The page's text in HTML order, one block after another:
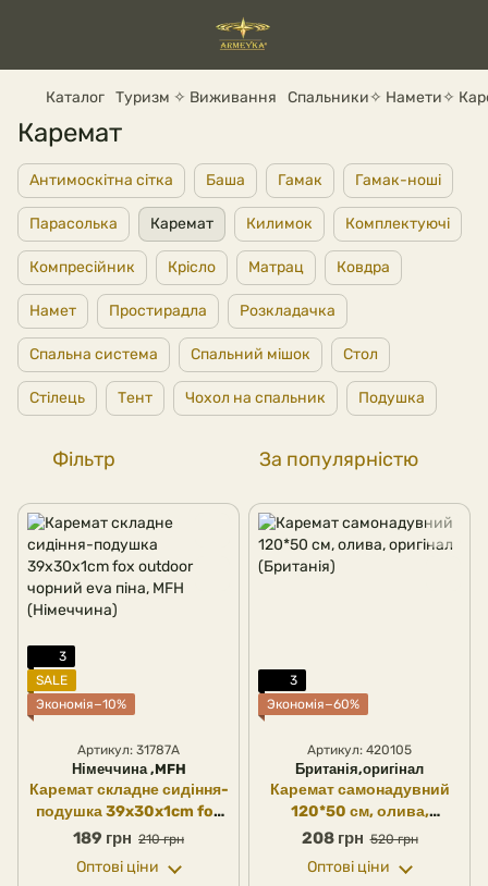
Каталог Туризм ✧ Виживання Спальники✧ Намети✧
Каремат
Антимоскітна сітка Баша Гамак Гамак-ноші
Парасолька Каремат Килимок Комплектуючі
Компресійник Крісло Матрац Ковдра
Намет Простирадла Розкладачка
Спальна система Спальний мішок Стол
Стілець Тент Чохол на спальник Подушка
Фільтр За популярністю
3
SALE
Экономія−10%
Артикул: 31787A
Німеччина ,MFH
Каремат складне сидіння-
подушка 39x30x1cm fox
outdoor чорний eva піна,
189 грн 210 грн
Оптові ціни
3
Экономія−60%
Артикул: 420105
Британія,оригінал
Каремат самонадувний
120*50 см, олива,
оригінал (Британія)
208 грн 520 грн
Оптові ціни